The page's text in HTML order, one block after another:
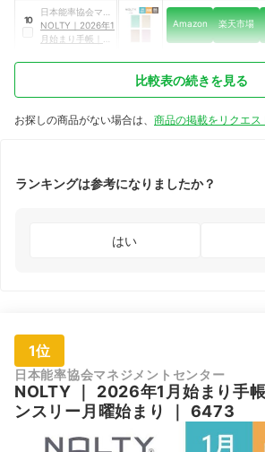
ズ｜MH-554
10
日本能率協会マネ
ジメントセンター
NOLTY ｜ 2026年1
月始まり手帳
Amazon 楽天市場
比較表の続きを見る
お探しの商品がない場合は、 商品の掲載をリクエス
ランキングは参考になりましたか？
はい
1位
日本能率協会マネジメントセンター
NOLTY
2026年1月始まり手
ンスリー月曜始まり
6473